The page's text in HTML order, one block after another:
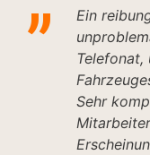
Ein
Sehr